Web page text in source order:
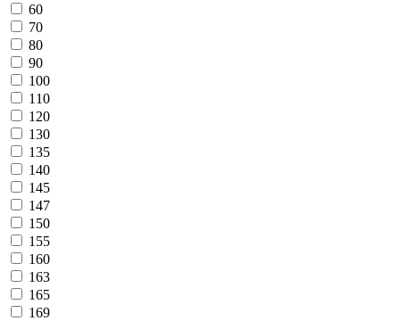
60
70
80
90
100
110
120
130
135
140
145
147
150
155
160
163
165
169